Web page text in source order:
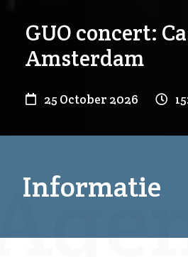
GUO concert:
Amsterdam
25 October 2026
Informatie